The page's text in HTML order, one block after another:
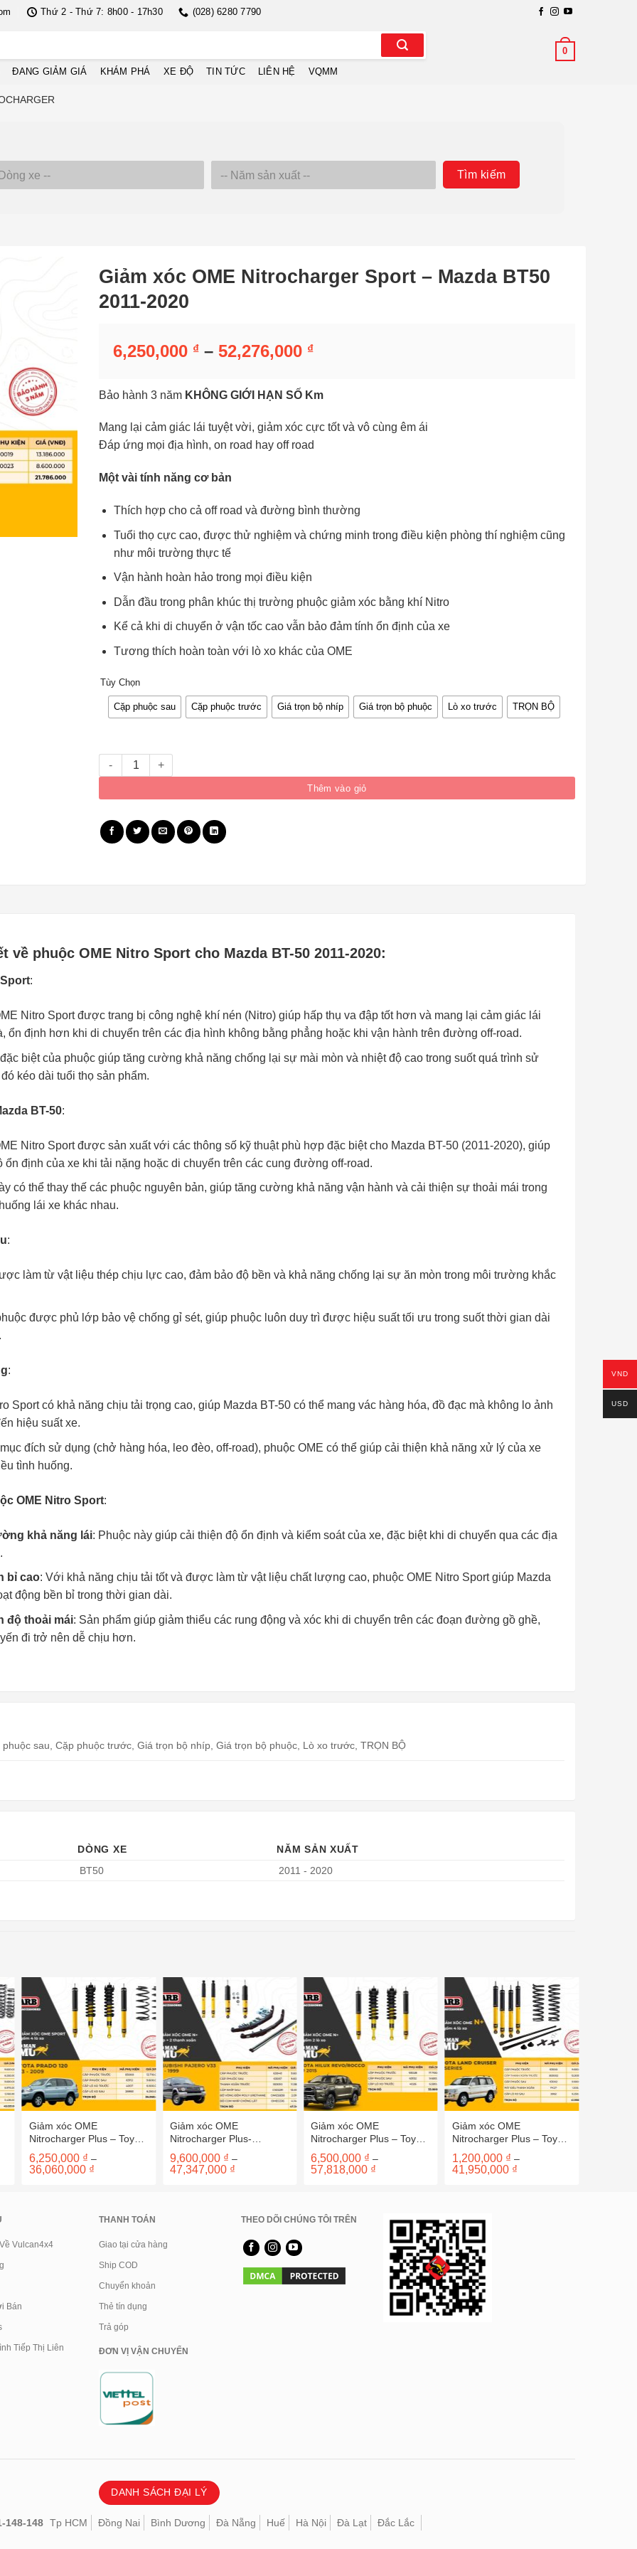
Thứ 2 - Thứ 7: 8h00 - 17h30 (028) 6280 7790
ĐANG GIẢM GIÁ KHÁM PHÁ XE ĐỘ TIN TỨC LIÊN HỆ VQMM
0
Tìm kiếm
Giảm xóc OME Nitrocharger Sport – Mazda BT50
2011-2020
6,250,000 ₫ – 52,276,000 ₫Khoảng
6,250,000 ₫
đến
52,276,000 ₫
Bảo hành 3 năm KHÔNG GIỚI HẠN SỐ Km
Mang lại cảm giác lái tuyệt vời, giảm xóc cực tốt và vô cùng êm ái
Đáp ứng mọi địa hình, on road hay off road
Một vài tính năng cơ bản
Thích hợp cho cả off road và đường bình thường
Tuổi thọ cực cao, được thử nghiệm và chứng minh trong điều kiện phòng thí nghiệm cũng
như môi trường thực tế
Vận hành hoàn hảo trong mọi điều kiện
Dẫn đầu trong phân khúc thị trường phuộc giảm xóc bằng khí Nitro
Kể cả khi di chuyển ở vận tốc cao vẫn bảo đảm tính ổn định của xe
Tương thích hoàn toàn với lò xo khác của OME
Tùy Chọn
Cặp phuộc sau Cặp phuộc trước Giá trọn bộ nhíp Giá trọn bộ phuộc Lò xo trước TRỌN BỘ
Giảm xóc OME Nitrocharger Sport - Mazda BT50 2011-2020 số lượng
Thêm vào giỏ
về phuộc OME Nitro Sport cho Mazda BT-50 2011-2020:
:
Nitro Sport được trang bị công nghệ khí nén (Nitro) giúp hấp thụ va đập tốt hơn và mang lại cảm giác lái
ổn định hơn khi di chuyển trên các địa hình không bằng phẳng hoặc khi vận hành trên đường off-road.
biệt của phuộc giúp tăng cường khả năng chống lại sự mài mòn và nhiệt độ cao trong suốt quá trình sử
kéo dài tuổi thọ sản phẩm.
BT-50:
Nitro Sport được sản xuất với các thông số kỹ thuật phù hợp đặc biệt cho Mazda BT-50 (2011-2020), giúp
ổn định của xe khi tải nặng hoặc di chuyển trên các cung đường off-road.
có thể thay thế các phuộc nguyên bản, giúp tăng cường khả năng vận hành và cải thiện sự thoải mái trong
lái xe khác nhau.
:
làm từ vật liệu thép chịu lực cao, đảm bảo độ bền và khả năng chống lại sự ăn mòn trong môi trường khắc
được phủ lớp bảo vệ chống gỉ sét, giúp phuộc luôn duy trì được hiệu suất tối ưu trong suốt thời gian dài
:
Sport có khả năng chịu tải trọng cao, giúp Mazda BT-50 có thể mang vác hàng hóa, đồ đạc mà không lo ảnh
hiệu suất xe.
đích sử dụng (chở hàng hóa, leo đèo, off-road), phuộc OME có thể giúp cải thiện khả năng xử lý của xe
tình huống.
OME Nitro Sport:
khả năng lái: Phuộc này giúp cải thiện độ ổn định và kiểm soát của xe, đặc biệt khi di chuyển qua các địa
bỉ cao: Với khả năng chịu tải tốt và được làm từ vật liệu chất lượng cao, phuộc OME Nitro Sport giúp Mazda
động bền bỉ trong thời gian dài.
độ thoải mái: Sản phẩm giúp giảm thiểu các rung động và xóc khi di chuyển trên các đoạn đường gồ ghề,
đi trở nên dễ chịu hơn.
phuộc sau, Cặp phuộc trước, Giá trọn bộ nhíp, Giá trọn bộ phuộc, Lò xo trước, TRỌN BỘ
DÒNG XE
NĂM SẢN XUẤT
BT50 2011 - 2020
Giảm xóc OME
Nitrocharger Plus – Toyota
Prado 120
6,250,000 ₫ –
36,060,000 ₫Khoảng
36,060,000 ₫
Giảm xóc OME
Nitrocharger Plus-
Mitsubishi Pajero 3.0
(Nhíp sau)
9,600,000 ₫ –
47,347,000 ₫Khoảng
47,347,000 ₫
Giảm xóc OME
Nitrocharger Plus – Toyota
Hilux Revo/Rocco sau
2015
6,500,000 ₫ –
57,818,000 ₫
57,818,000 ₫
Giảm xóc OME
Nitrocharger Plus – Toyota
Land Cruiser 100
1,200,000 ₫ –
41,950,000 ₫Khoảng
Vulcan4x4
Bán
Tiếp Thị Liên
THANH TOÁN
Giao tại cửa hàng
Ship COD
Chuyển khoản
Thẻ tín dụng
Trả góp
ĐƠN VỊ VẬN CHUYỂN
THEO DÕI CHÚNG TÔI TRÊN
DANH SÁCH ĐẠI LÝ
148-148 Tp HCM Đồng Nai Bình Dương Đà Nẵng Huế Hà Nội Đà Lạt Đắc Lắc
VND
USD